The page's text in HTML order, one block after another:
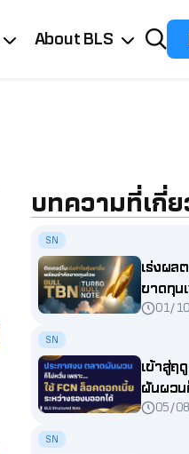
About BLS
บทความที่เกี่
SN
เร่งผล
ขาดทุน
BLS
01/
SN
เข้าสู่ฤ
ผันผวน
ล็อคดอ
05/
SN